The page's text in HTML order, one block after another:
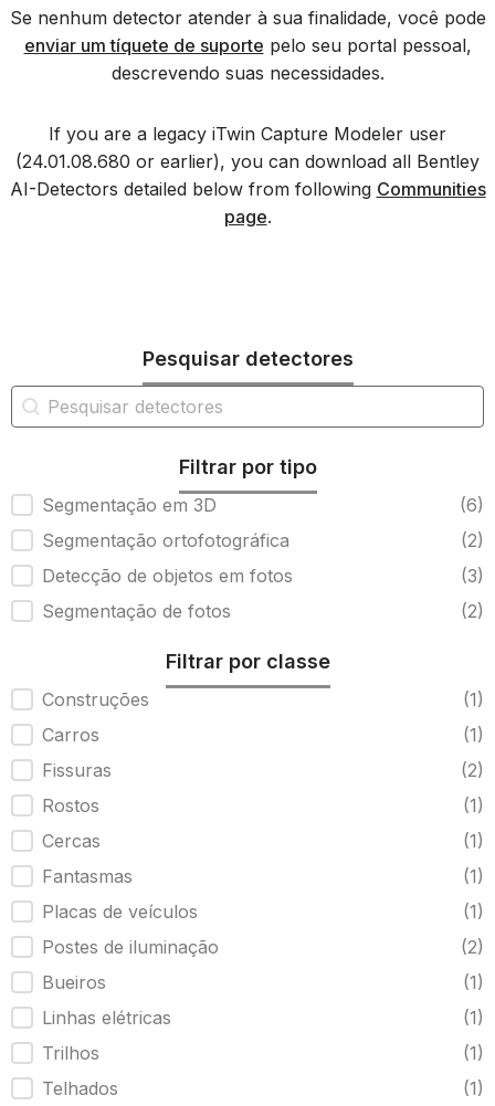
Se nenhum detector atender à sua finalidade, você pode
enviar um tíquete de suporte pelo seu portal pessoal,
descrevendo suas necessidades.
If you are a legacy iTwin Capture Modeler user
(24.01.08.680 or earlier), you can download all Bentley
AI-Detectors detailed below from following Communities
page.
Pesquisar detectores
Pesquisa de detector iTwin
Pesquisar conteúdo
Filtrar por tipo
Tipo de detector iTwin
Segmentação em 3D
(6)
Segmentação ortofotográfica
(2)
Detecção de objetos em fotos
(3)
Segmentação de fotos
(2)
Filtrar por classe
Classe de detectores iTwin
Construções
(1)
Carros
(1)
Fissuras
(2)
Rostos
(1)
Cercas
(1)
Fantasmas
(1)
Placas de veículos
(1)
Postes de iluminação
(2)
Bueiros
(1)
Linhas elétricas
(1)
Trilhos
(1)
Telhados
(1)